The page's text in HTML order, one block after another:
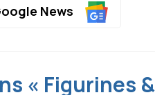
News
« Figurines &